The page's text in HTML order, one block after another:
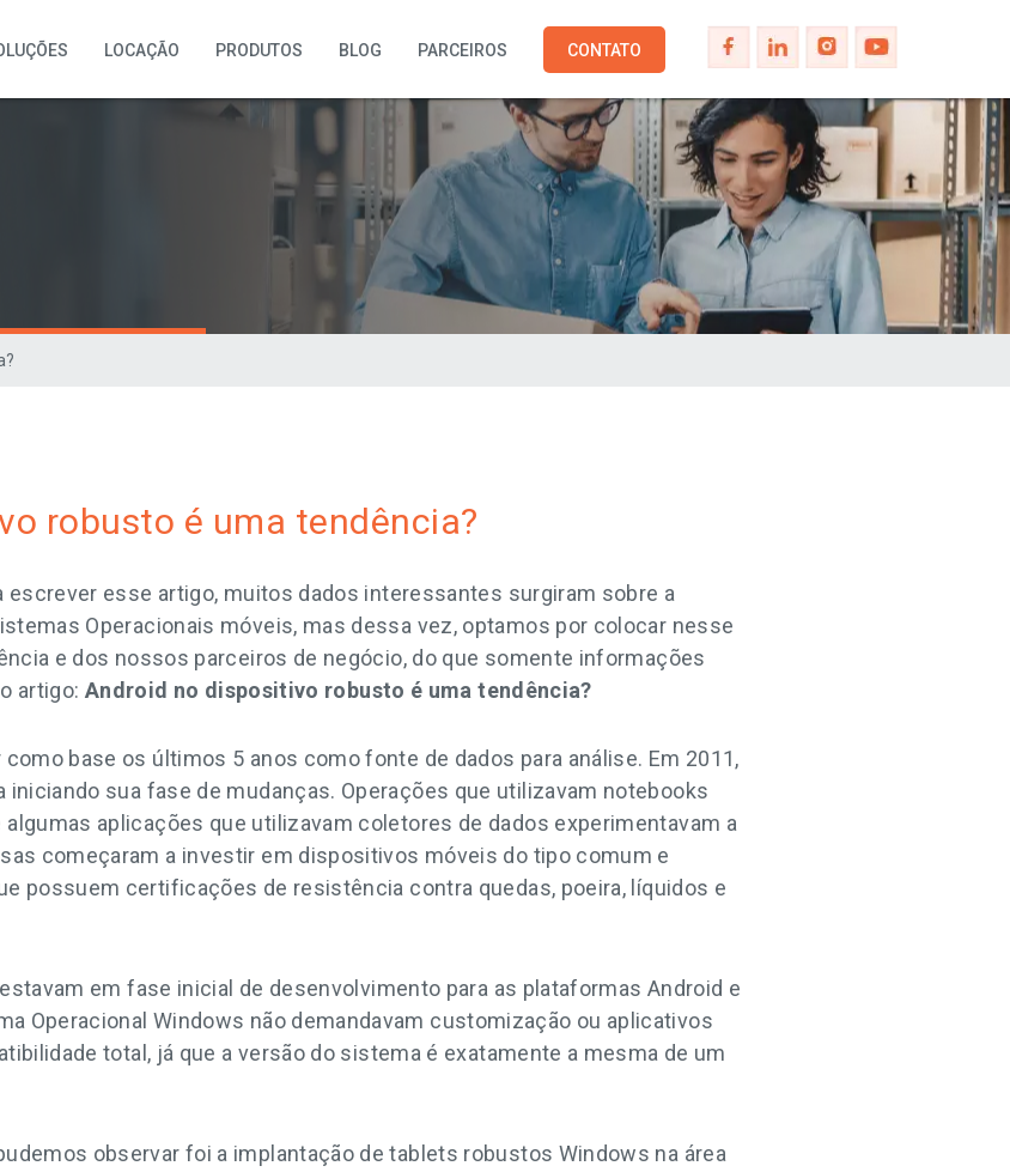
LOCAÇÃO PRODUTOS BLOG PARCEIROS CONTATO
robusto é uma tendência?
escrever esse artigo, muitos dados interessantes surgiram sobre a
Operacionais móveis, mas dessa vez, optamos por colocar nesse
e dos nossos parceiros de negócio, do que somente informações
artigo: Android no dispositivo robusto é uma tendência?
base os últimos 5 anos como fonte de dados para análise. Em 2011,
iniciando sua fase de mudanças. Operações que utilizavam notebooks
aplicações que utilizavam coletores de dados experimentavam a
começaram a investir em dispositivos móveis do tipo comum e
possuem certificações de resistência contra quedas, poeira, líquidos e
em fase inicial de desenvolvimento para as plataformas Android e
Operacional Windows não demandavam customização ou aplicativos
total, já que a versão do sistema é exatamente a mesma de um
observar foi a implantação de tablets robustos Windows na área